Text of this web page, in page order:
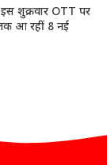
शुक्रवार OTT पर
आ रहीं 8 नई